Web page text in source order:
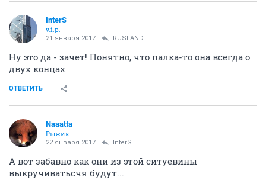
InterS
v.i.p.
21 января 2017 RUSLAND
Ну это да - зачет! Понятно, что палка-то она всегда о
двух концах
ОТВЕТИТЬ
Naaatta
Рыжик.....
22 января 2017 InterS
А вот забавно как они из этой ситуевины
выкручиватьсчя будут...